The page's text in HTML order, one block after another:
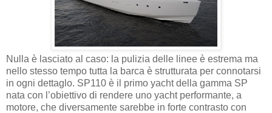
Nulla è lasciato al caso: la pulizia delle linee è estrema ma
nello stesso tempo tutta la barca è strutturata per connotarsi
in ogni dettaglo. SP110 è il primo yacht della gamma SP
nata con l’obiettivo di rendere uno yacht performante, a
motore, che diversamente sarebbe in forte contrasto con